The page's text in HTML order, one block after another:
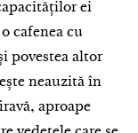
ei
cafenea cu
povestea altor
neauzită în
aproape